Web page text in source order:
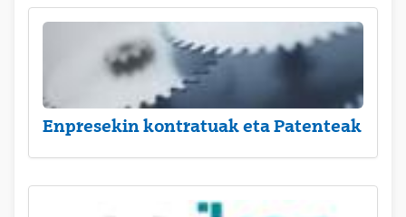
Enpresekin kontratuak eta Patenteak